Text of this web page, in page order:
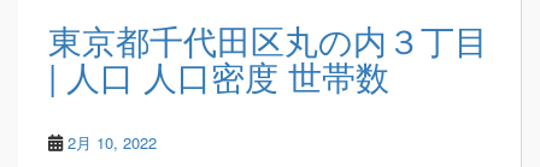
東京都千代田区丸の内３丁目
| 人口 人口密度 世帯数
2月 10, 2022